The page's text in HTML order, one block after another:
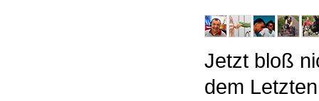
Jetzt bloß
dem